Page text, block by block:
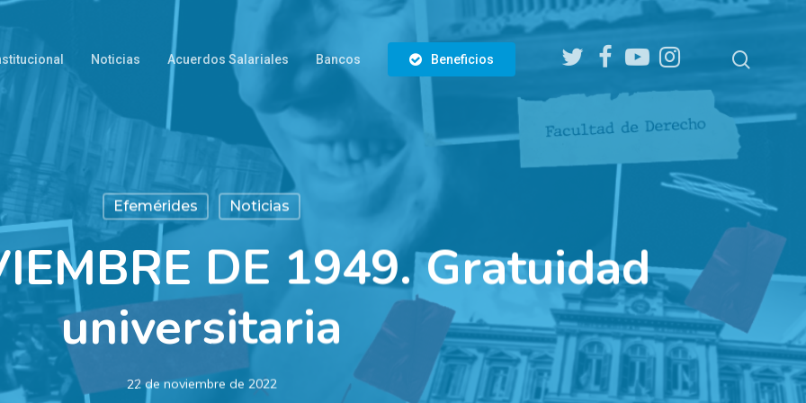
Noticias Acuerdos Salariales Bancos Beneficios
twitter facebookyoutubeinstagram
Efemérides Noticias
DE 1949. Gratuidad
universitaria
22 de noviembre de 2022